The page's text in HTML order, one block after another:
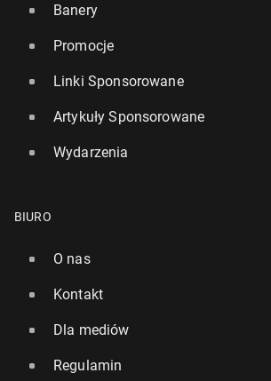
Banery
Promocje
Linki Sponsorowane
Artykuły Sponsorowane
Wydarzenia
BIURO
O nas
Kontakt
Dla mediów
Regulamin